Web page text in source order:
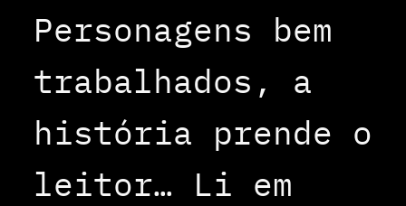
Personagens bem
trabalhados, a
história prende o
leitor… Li em